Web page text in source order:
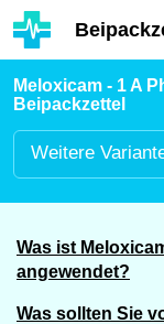
Hauptinhalt
Meloxicam - 1 A
Beipackzettel
Weitere
Was ist
angewendet?
Was sollten Sie